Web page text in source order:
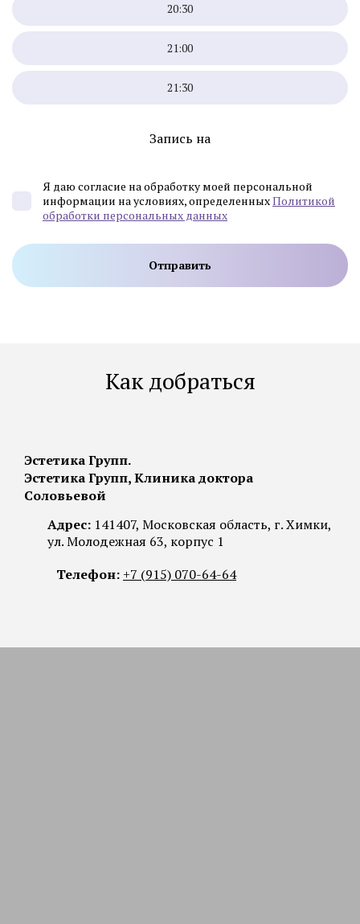
20:30
21:00
21:30
Запись на
Я даю согласие на обработку моей персональной
информации на условиях, определенныхПолитикой
обработки персональных данных
Как добраться
Эстетика Групп.
Эстетика Групп, Клиника доктора
Соловьевой
Адрес:141407, Московская область, г. Химки,
ул. Молодежная 63, корпус 1
Телефон: +7 (915) 070-64-64